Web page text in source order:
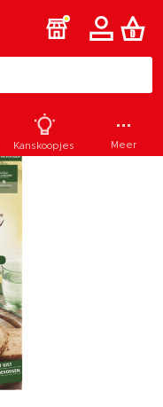
Kanskoopjes Meer